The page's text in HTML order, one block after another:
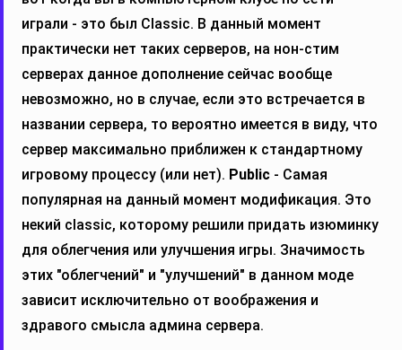
играли - это был Classic. В данный момент
практически нет таких серверов, на нон-стим
серверах данное дополнение сейчас вообще
невозможно, но в случае, если это встречается в
названии сервера, то вероятно имеется в виду, что
сервер максимально приближен к стандартному
игровому процессу (или нет). Public - Самая
популярная на данный момент модификация. Это
некий classic, которому решили придать изюминку
для облегчения или улучшения игры. Значимость
этих "облегчений" и "улучшений" в данном моде
зависит исключительно от воображения и
здравого смысла админа сервера.